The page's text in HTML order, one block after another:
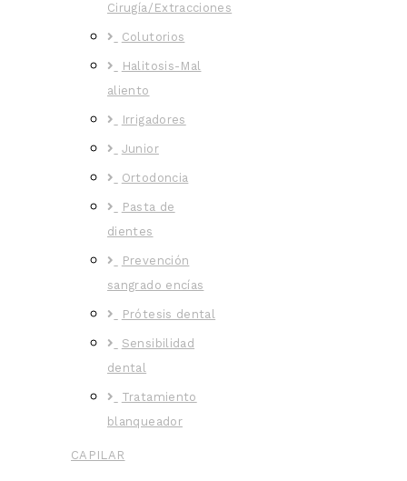
Cirugía/Extracciones
Colutorios
Halitosis-Mal
aliento
Irrigadores
Junior
Ortodoncia
Pasta de
dientes
Prevención
sangrado encías
Prótesis dental
Sensibilidad
dental
Tratamiento
blanqueador
CAPILAR